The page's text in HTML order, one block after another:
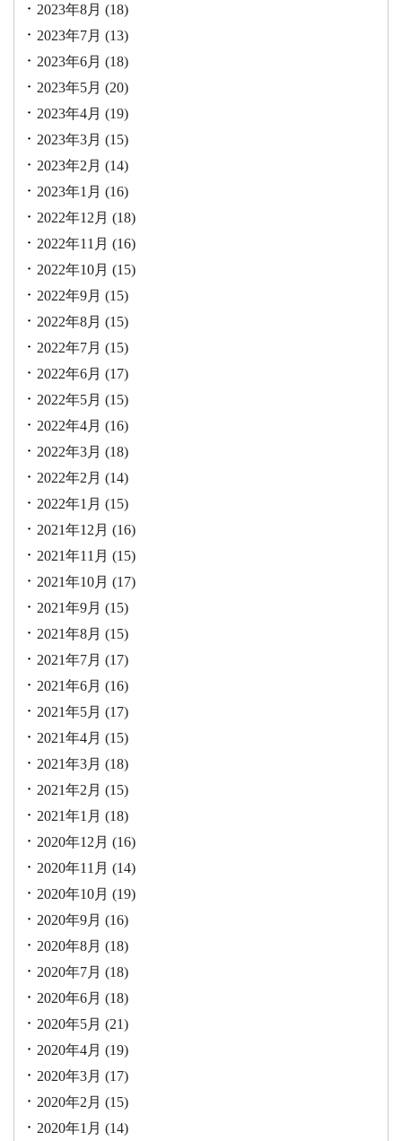
2023年8月 (18)
2023年7月 (13)
2023年6月 (18)
2023年5月 (20)
2023年4月 (19)
2023年3月 (15)
2023年2月 (14)
2023年1月 (16)
2022年12月 (18)
2022年11月 (16)
2022年10月 (15)
2022年9月 (15)
2022年8月 (15)
2022年7月 (15)
2022年6月 (17)
2022年5月 (15)
2022年4月 (16)
2022年3月 (18)
2022年2月 (14)
2022年1月 (15)
2021年12月 (16)
2021年11月 (15)
2021年10月 (17)
2021年9月 (15)
2021年8月 (15)
2021年7月 (17)
2021年6月 (16)
2021年5月 (17)
2021年4月 (15)
2021年3月 (18)
2021年2月 (15)
2021年1月 (18)
2020年12月 (16)
2020年11月 (14)
2020年10月 (19)
2020年9月 (16)
2020年8月 (18)
2020年7月 (18)
2020年6月 (18)
2020年5月 (21)
2020年4月 (19)
2020年3月 (17)
2020年2月 (15)
2020年1月 (14)